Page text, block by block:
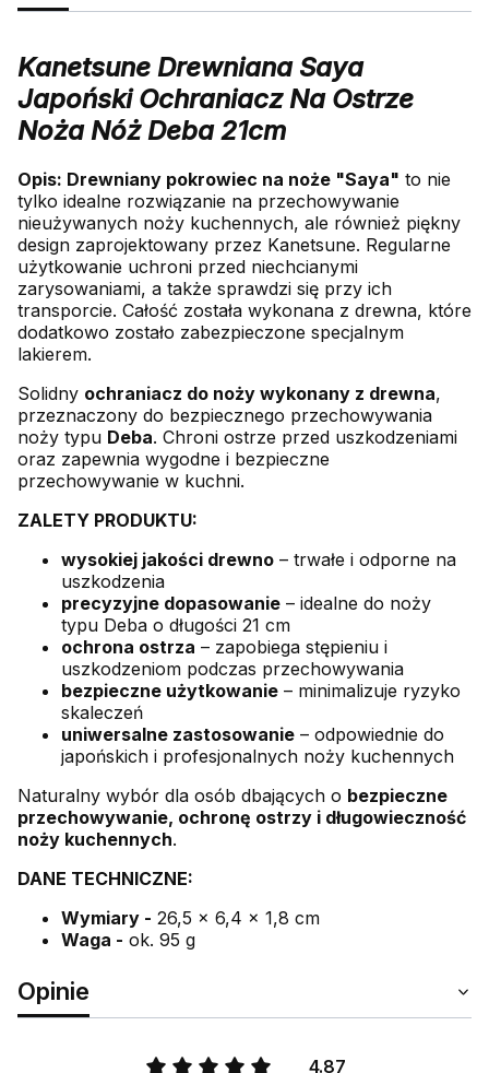
Kanetsune Drewniana Saya
Japoński Ochraniacz Na Ostrze
Noża Nóż Deba 21cm
Opis: Drewniany pokrowiec na noże "Saya" to nie
tylko idealne rozwiązanie na przechowywanie
nieużywanych noży kuchennych, ale również piękny
design zaprojektowany przez Kanetsune. Regularne
użytkowanie uchroni przed niechcianymi
zarysowaniami, a także sprawdzi się przy ich
transporcie. Całość została wykonana z drewna, które
dodatkowo zostało zabezpieczone specjalnym
lakierem.
Solidny ochraniacz do noży wykonany z drewna,
przeznaczony do bezpiecznego przechowywania
noży typu Deba. Chroni ostrze przed uszkodzeniami
oraz zapewnia wygodne i bezpieczne
przechowywanie w kuchni.
ZALETY PRODUKTU:
wysokiej jakości drewno – trwałe i odporne na
uszkodzenia
precyzyjne dopasowanie – idealne do noży
typu Deba o długości 21 cm
ochrona ostrza – zapobiega stępieniu i
uszkodzeniom podczas przechowywania
bezpieczne użytkowanie – minimalizuje ryzyko
skaleczeń
uniwersalne zastosowanie – odpowiednie do
japońskich i profesjonalnych noży kuchennych
Naturalny wybór dla osób dbających o bezpieczne
przechowywanie, ochronę ostrzy i długowieczność
noży kuchennych.
DANE TECHNICZNE:
Wymiary - 26,5 x 6,4 x 1,8 cm
Waga - ok. 95 g
Opinie
4.87